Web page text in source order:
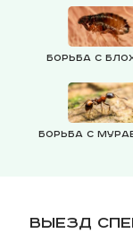
Борьба с
Борьба с
Выезд